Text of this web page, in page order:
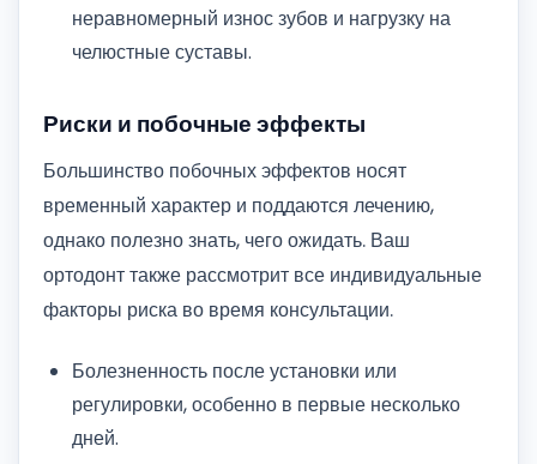
неравномерный износ зубов и нагрузку на
челюстные суставы.
Риски и побочные эффекты
Большинство побочных эффектов носят
временный характер и поддаются лечению,
однако полезно знать, чего ожидать. Ваш
ортодонт также рассмотрит все индивидуальные
факторы риска во время консультации.
Болезненность после установки или
регулировки, особенно в первые несколько
дней.